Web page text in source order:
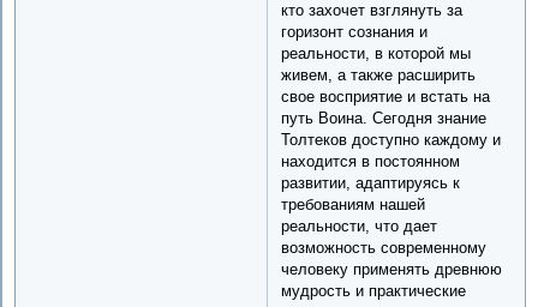
кто захочет взглянуть за
горизонт сознания и
реальности, в которой мы
живем, а также расширить
свое восприятие и встать на
путь Воина. Сегодня знание
Толтеков доступно каждому и
находится в постоянном
развитии, адаптируясь к
требованиям нашей
реальности, что дает
возможность современному
человеку применять древнюю
мудрость и практические